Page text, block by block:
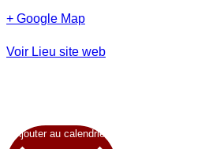
+ Google Map
Voir Lieu site web